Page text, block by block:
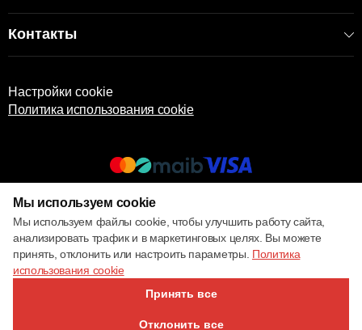
Контакты
Настройки cookie
Политика использования cookie
© 2017 – 2026 ECOM
Мы используем cookie
Мы используем файлы cookie, чтобы улучшить работу сайта,
анализировать трафик и в маркетинговых целях. Вы можете
принять, отклонить или настроить параметры. Политика
использования cookie
Принять все
Отклонить все